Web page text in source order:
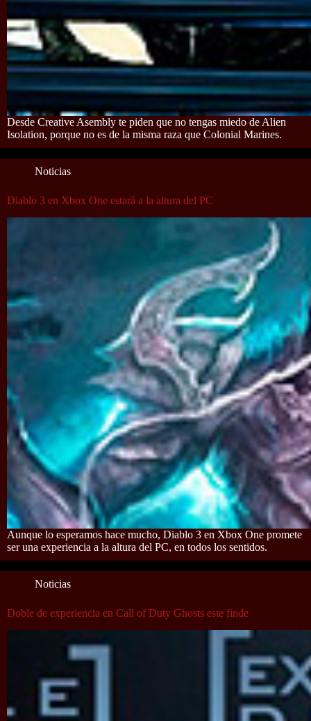
Desde Creative Asembly te piden que no tengas miedo de Alien
Isolation, porque no es de la misma raza que Colonial Marines.
Noticias
Diablo 3 en Xbox One estará a la altura del PC
Aunque lo esperamos hace mucho, Diablo 3 en Xbox One promete
ser una experiencia a la altura del PC, en todos los sentidos.
Noticias
Doble de experiencia en Call of Duty Ghosts este finde